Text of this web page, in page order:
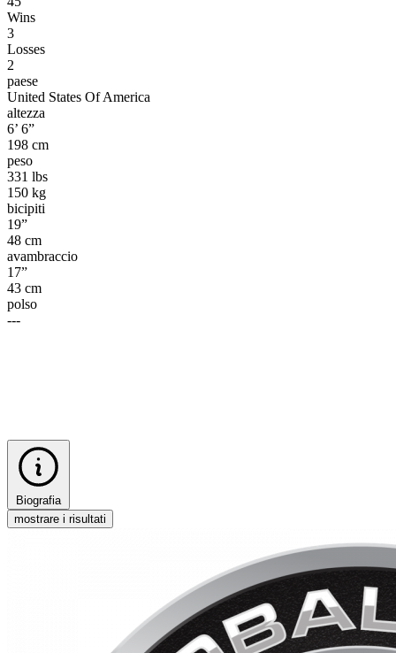
Wins
3
Losses
2
paese
United States Of America
altezza
6’ 6”
198 cm
peso
331 lbs
150 kg
bicipiti
19”
48 cm
avambraccio
17”
43 cm
polso
---
Biografia
mostrare i risultati